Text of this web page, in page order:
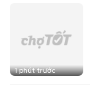
1 phút trước